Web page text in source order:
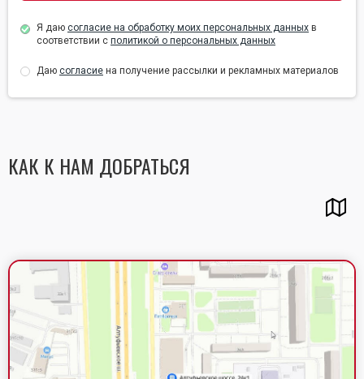
Я даю согласие на обработку моих персональных данных в
соответствии с политикой о персональных данных
Даю согласие на получение рассылки и рекламных материалов
КАК К НАМ ДОБРАТЬСЯ